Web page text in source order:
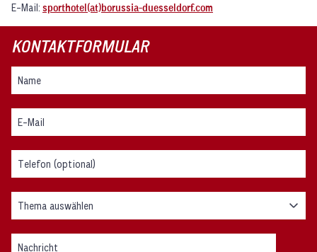
E-Mail: sporthotel(at)borussia-duesseldorf.com
KONTAKTFORMULAR
Thema auswählen